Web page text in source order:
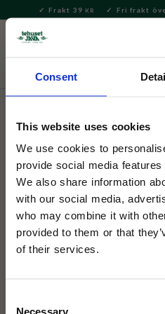
Consent
This website uses cookies
We use cookies to
provide social media
We also share information
with our social media,
who may combine it with
provided to them or that
of their services.
Necessary
Meny
Frakt 39 KR Fri frakt
Hem & Inredningsdetaljer
Selected by Tehuset Java
Fotogenlampa
Fotogenlampa i rött glas med
Sprider varmt, stämningsfullt sken.